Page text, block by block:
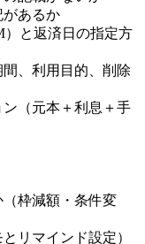
があるか
と返済日の指定方
、利用目的、削除
（元本＋利息＋手
枠減額・条件変
リマインド設定）